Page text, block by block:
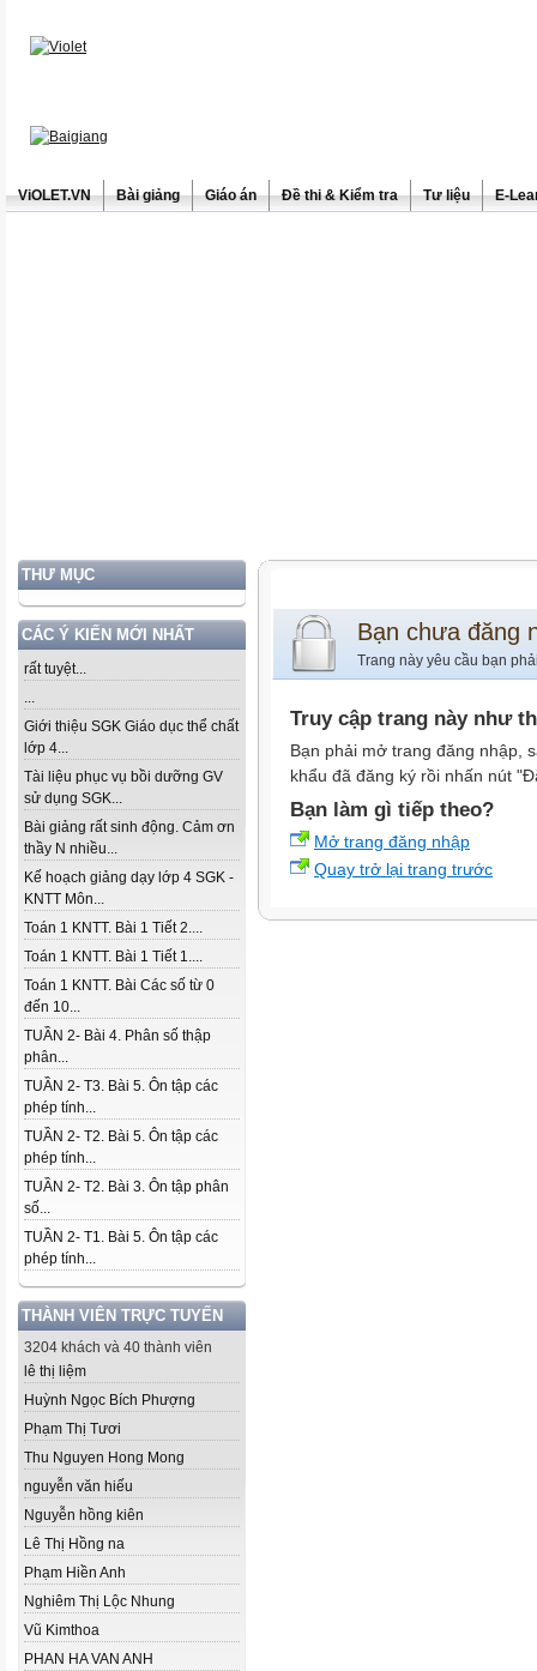
ViOLET.VN Bài giảng Giáo án Đề thi & Kiểm tra Tư liệu E-
THƯ MỤC
CÁC Ý KIẾN MỚI NHẤT
rất tuyệt...
...
Giới thiệu SGK Giáo dục thể chất
lớp 4...
Tài liệu phục vụ bồi dưỡng GV
sử dụng SGK...
Bài giảng rất sinh động. Cảm ơn
thầy N nhiều...
Kế hoạch giảng dạy lớp 4 SGK -
KNTT Môn...
Toán 1 KNTT. Bài 1 Tiết 2....
Toán 1 KNTT. Bài 1 Tiết 1....
Toán 1 KNTT. Bài Các số từ 0
đến 10...
TUẦN 2- Bài 4. Phân số thập
phân...
TUẦN 2- T3. Bài 5. Ôn tập các
phép tính...
TUẦN 2- T2. Bài 5. Ôn tập các
phép tính...
TUẦN 2- T2. Bài 3. Ôn tập phân
số...
TUẦN 2- T1. Bài 5. Ôn tập các
phép tính...
THÀNH VIÊN TRỰC TUYẾN
3204 khách và 40 thành viên
lê thị liệm
Huỳnh Ngọc Bích Phượng
Phạm Thị Tươi
Thu Nguyen Hong Mong
nguyễn văn hiếu
Nguyễn hồng kiên
Lê Thị Hồng na
Phạm Hiền Anh
Nghiêm Thị Lộc Nhung
Vũ Kimthoa
PHAN HA VAN ANH
Bạn chưa đăng
Trang này yêu cầu bạn
Truy cập trang này như
Bạn phải mở trang đăng nhập,
khẩu đã đăng ký rồi nhấn nút
Bạn làm gì tiếp theo?
Mở trang đăng nhập
Quay trở lại trang trước